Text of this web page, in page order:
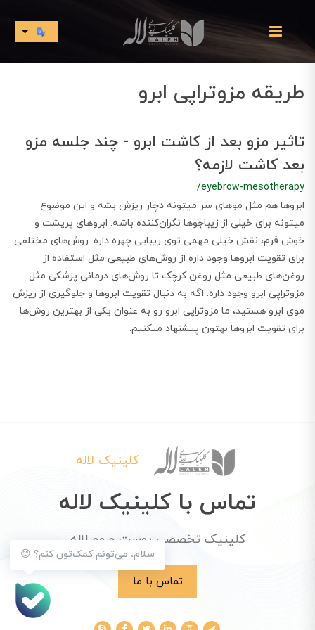
طریقه مزوتراپی ابرو
تاثیر مزو بعد از کاشت ابرو - چند جلسه مزو
بعد کاشت لازمه؟
/eyebrow-mesotherapy
ابروها هم مثل موهای سر میتونه دچار ریزش بشه و این موضوع
میتونه برای خیلی از زیباجوها نگران‌کننده باشه. ابروهای پرپشت و
خوش ‌فرم، نقش خیلی مهمی توی زیبایی چهره داره. روش‌های مختلفی
برای تقویت ابروها وجود داره از روش‌های طبیعی مثل استفاده از
روغن‌های طبیعی مثل روغن کرچک تا روش‌های درمانی پزشکی مثل
مزوتراپی ابرو وجود داره. اگه به دنبال تقویت ابروها و جلوگیری از ریزش
موی ابرو هستید، ما مزوتراپی ابرو رو به عنوان یکی از بهترین روش‌ها
برای تقویت ابروها بهتون پیشنهاد میکنیم.
سلام، می‌تونم کمک‌تون کنم؟ 😊
کلینیک لاله
تماس با کلینیک لاله
کلینیک تخصصی پوست و مو لاله
تماس با ما